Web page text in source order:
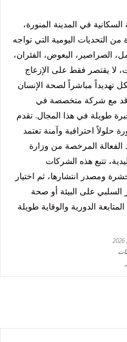
في المدينة المنورة،
التحديات اليومية التي تواجه
الصراصير، البعوض، الفئران،
لا يقتصر فقط على الإزعاج
تهديداً مباشراً لصحة الإنسان
مع شركة متخصصة في
طويلة في هذا المجال. تقدم
حلولاً احترافية وآمنة تعتمد
الفعالة المرخصة من وزارة
تتبع هذه الشركات
ومصدر انتشارها، ثم اختيار
السلبي على البيئة أو صحة
الدورية والوقاية طويلة